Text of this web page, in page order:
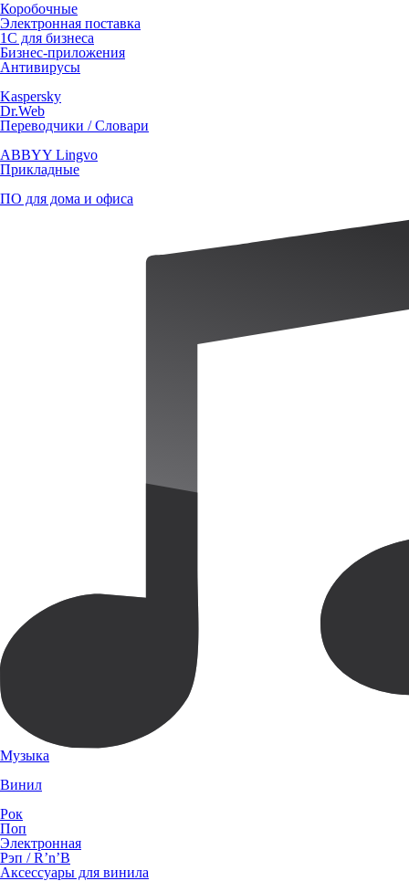
Коробочные
Электронная поставка
1С для бизнеса
Бизнес-приложения
Антивирусы
Kaspersky
Dr.Web
Переводчики / Словари
ABBYY Lingvo
Прикладные
ПО для дома и офиса
Музыка
Винил
Рок
Поп
Электронная
Рэп / R’n’B
Аксессуары для винила